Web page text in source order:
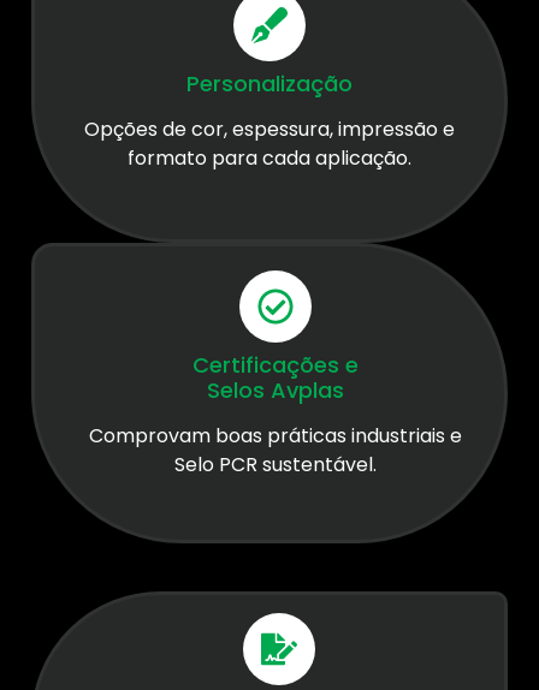
Personalização
Opções de cor, espessura, impressão e
formato para cada aplicação.
Certificações e
Selos Avplas
Comprovam boas práticas industriais e
Selo PCR sustentável.